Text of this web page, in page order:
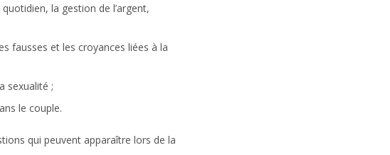
la gestion de l’argent,
fausses et les croyances liées à la
sexualité ;
le couple.
qui peuvent apparaître lors de la